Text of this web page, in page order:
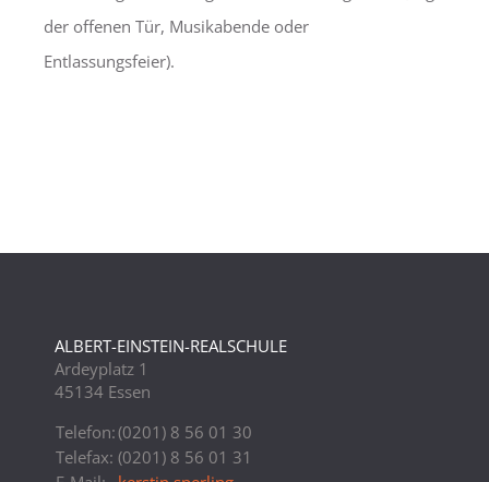
der offenen Tür, Musikabende oder
Entlassungsfeier).
ALBERT-EINSTEIN-REALSCHULE
Ardeyplatz 1
45134 Essen
Telefon:(0201) 8 56 01 30
Telefax: (0201) 8 56 01 31